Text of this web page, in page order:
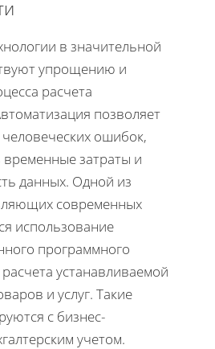
в значительной
упрощению и
расчета
позволяет
ошибок,
затраты и
данных. Одной из
современных
использование
программного
устанавливаемой
и услуг. Такие
с бизнес-
учетом.